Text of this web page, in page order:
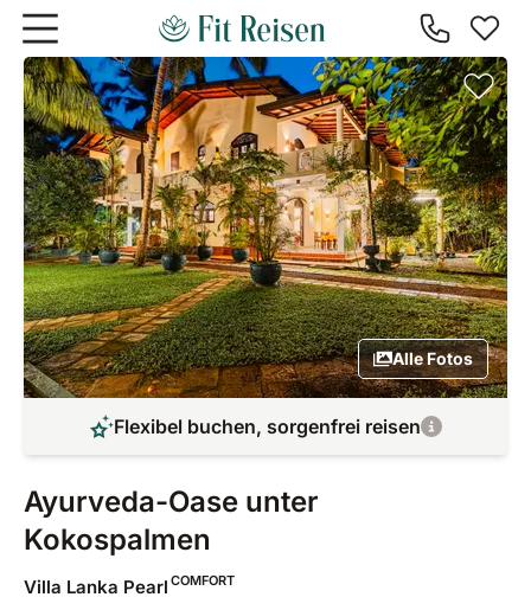
Zum Hauptinhalt springen
Alle Fotos
Flexibel buchen, sorgenfrei reisen
Ayurveda-Oase unter
Kokospalmen
Villa Lanka Pearl COMFORT